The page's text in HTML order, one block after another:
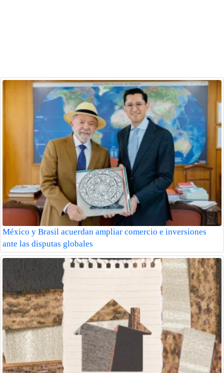
México y Brasil acuerdan ampliar comercio e inversiones
ante las disputas globales